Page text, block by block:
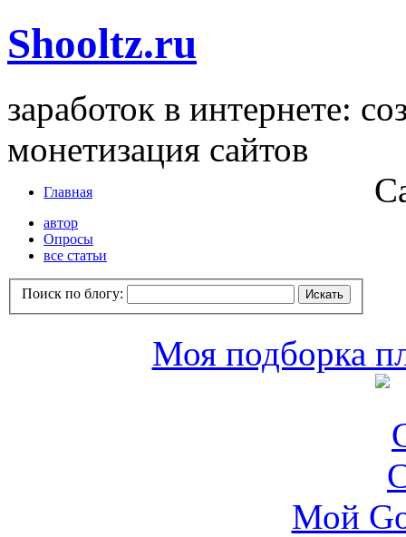
Shooltz.ru
заработок в интернете:
монетизация сайтов
Главная
автор
Опросы
все статьи
Поиск по блогу:
Моя подборка
Мой